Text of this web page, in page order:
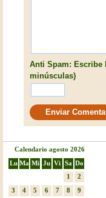
Anti Spam: Escribe
minúsculas)
Calendario agosto 2026
Lu Ma Mi Ju Vi Sa Do
1
2
3
4 5 6 7 8
9